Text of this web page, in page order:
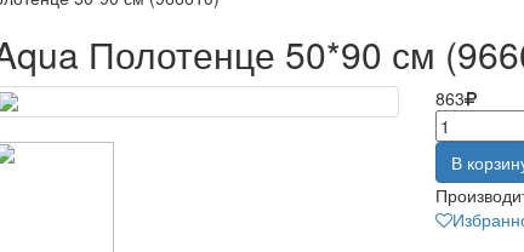
Полотенце 50*90 см
863
В